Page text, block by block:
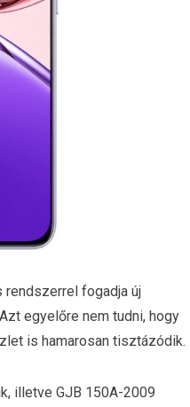
fogadja új
egyelőre nem tudni, hogy
is hamarosan tisztázódik.
illetve GJB 150A-2009